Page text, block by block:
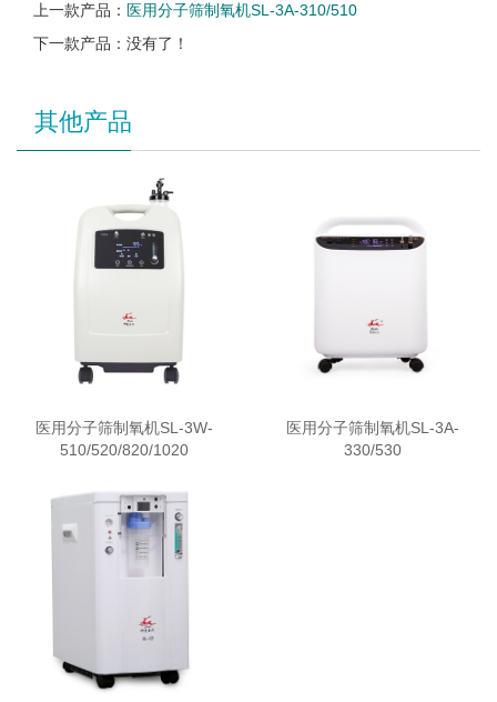
上一款产品： 医用分子筛制氧机SL-3A-310/510
下一款产品：没有了！
其他产品
医用分子筛制氧机SL-3W-
510/520/820/1020
医用分子筛制氧机SL-3A-
330/530